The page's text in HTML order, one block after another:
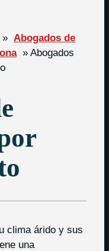
» Abogados de
» Abogados
clima árido y sus
una